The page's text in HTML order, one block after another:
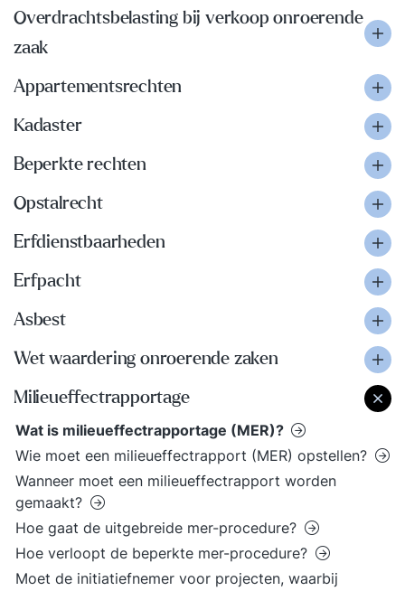
Overdrachtsbelasting bij verkoop onroerende
zaak
Appartementsrechten
Kadaster
Beperkte rechten
Opstalrecht
Erfdienstbaarheden
Erfpacht
Asbest
Wet waardering onroerende zaken
Milieueffectrapportage
Wat is milieueffectrapportage (MER)?
Wie moet een milieueffectrapport (MER) opstellen?
Wanneer moet een milieueffectrapport worden
gemaakt?
Hoe gaat de uitgebreide mer-procedure?
Hoe verloopt de beperkte mer-procedure?
Moet de initiatiefnemer voor projecten, waarbij